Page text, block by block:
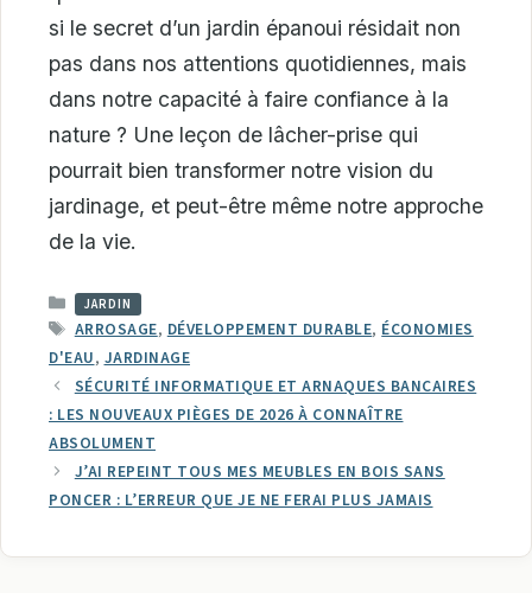
si le secret d’un jardin épanoui résidait non
pas dans nos attentions quotidiennes, mais
dans notre capacité à faire confiance à la
nature ? Une leçon de lâcher-prise qui
pourrait bien transformer notre vision du
jardinage, et peut-être même notre approche
de la vie.
CATÉGORIES
JARDIN
ÉTIQUETTES
ARROSAGE, DÉVELOPPEMENT DURABLE, ÉCONOMIES
D'EAU, JARDINAGE
SÉCURITÉ INFORMATIQUE ET ARNAQUES BANCAIRES
: LES NOUVEAUX PIÈGES DE 2026 À CONNAÎTRE
ABSOLUMENT
J’AI REPEINT TOUS MES MEUBLES EN BOIS SANS
PONCER : L’ERREUR QUE JE NE FERAI PLUS JAMAIS